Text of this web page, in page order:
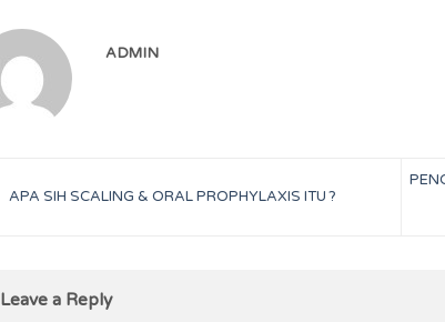
ADMIN
APA SIH SCALING & ORAL PROPHYLAXIS ITU ?
Leave a Reply